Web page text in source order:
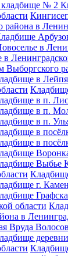
кладбище № 2
в
в
Выборгского
в
в п.
в п.
в п.
в
в
Выбье
г.
области
в
Вруда